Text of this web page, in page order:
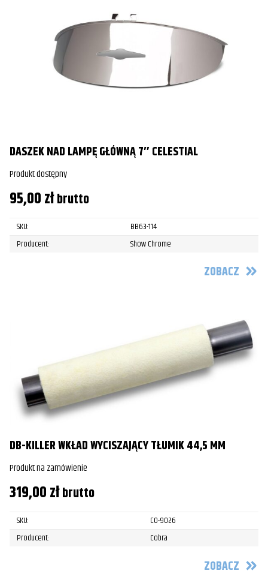
DASZEK NAD LAMPĘ GŁÓWNĄ 7″ CELESTIAL
Produkt dostępny
95,00złbrutto
SKU:
BB63-114
Producent:
Show Chrome
ZOBACZ
DB-KILLER WKŁAD WYCISZAJĄCY TŁUMIK 44,5 MM
Produkt na zamówienie
319,00złbrutto
SKU:
CO-9026
Producent:
Cobra
ZOBACZ